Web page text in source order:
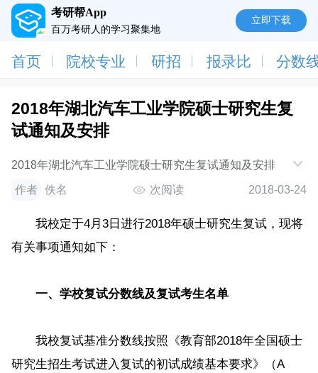
考研帮App
百万考研人的学习聚集地
立即下载
首页 院校专业 研招 报录比 分数
2018年湖北汽车工业学院硕士研究生复
试通知及安排
2018年湖北汽车工业学院硕士研究生复试通知及安排
作者 佚名 次阅读 2018-03-24
我校定于4月3日进行2018年硕士研究生复试，现将
有关事项通知如下：
一、学校复试分数线及复试考生名单
我校复试基准分数线按照《教育部2018年全国硕士
研究生招生考试进入复试的初试成绩基本要求》（A